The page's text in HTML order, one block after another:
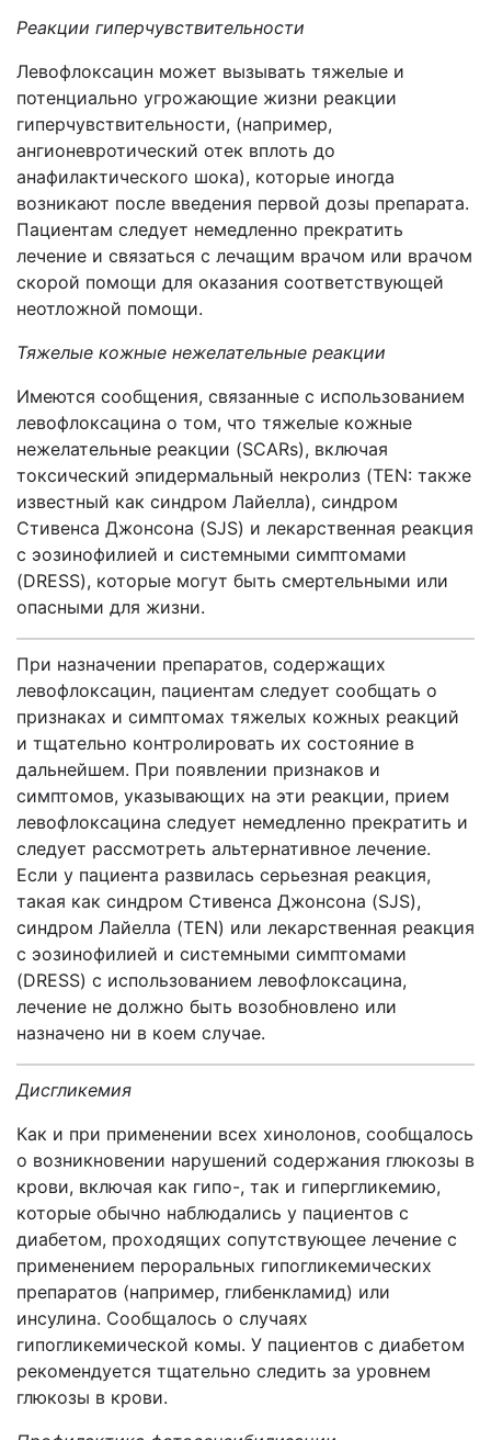
Реакции гиперчувствительности
Левофлоксацин может вызывать тяжелые и
потенциально угрожающие жизни реакции
гиперчувствительности, (например,
ангионевротический отек вплоть до
анафилактического шока), которые иногда
возникают после введения первой дозы препарата.
Пациентам следует немедленно прекратить
лечение и связаться с лечащим врачом или врачом
скорой помощи для оказания соответствующей
неотложной помощи.
Тяжелые кожные нежелательные реакции
Имеются сообщения, связанные с использованием
левофлоксацина о том, что тяжелые кожные
нежелательные реакции (SCARs), включая
токсический эпидермальный некролиз (TEN: также
известный как синдром Лайелла), синдром
Стивенса Джонсона (SJS) и лекарственная реакция
с эозинофилией и системными симптомами
(DRESS), которые могут быть смертельными или
опасными для жизни.
При назначении препаратов, содержащих
левофлоксацин, пациентам следует сообщать о
признаках и симптомах тяжелых кожных реакций
и тщательно контролировать их состояние в
дальнейшем. При появлении признаков и
симптомов, указывающих на эти реакции, прием
левофлоксацина следует немедленно прекратить и
следует рассмотреть альтернативное лечение.
Если у пациента развилась серьезная реакция,
такая как синдром Стивенса Джонсона (SJS),
синдром Лайелла (TEN) или лекарственная реакция
с эозинофилией и системными симптомами
(DRESS) с использованием левофлоксацина,
лечение не должно быть возобновлено или
назначено ни в коем случае.
Дисгликемия
Как и при применении всех хинолонов, сообщалось
о возникновении нарушений содержания глюкозы в
крови, включая как гипо-, так и гипергликемию,
которые обычно наблюдались у пациентов с
диабетом, проходящих сопутствующее лечение с
применением пероральных гипогликемических
препаратов (например, глибенкламид) или
инсулина. Сообщалось о случаях
гипогликемической комы. У пациентов с диабетом
рекомендуется тщательно следить за уровнем
глюкозы в крови.